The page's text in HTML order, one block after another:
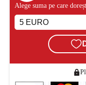
Alege suma pe care